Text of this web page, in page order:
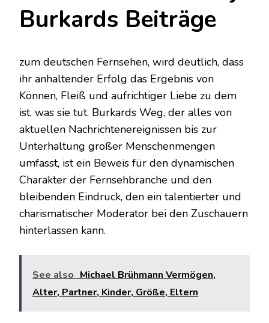
Burkards Beiträge
zum deutschen Fernsehen, wird deutlich, dass
ihr anhaltender Erfolg das Ergebnis von
Können, Fleiß und aufrichtiger Liebe zu dem
ist, was sie tut. Burkards Weg, der alles von
aktuellen Nachrichtenereignissen bis zur
Unterhaltung großer Menschenmengen
umfasst, ist ein Beweis für den dynamischen
Charakter der Fernsehbranche und den
bleibenden Eindruck, den ein talentierter und
charismatischer Moderator bei den Zuschauern
hinterlassen kann.
See also Michael Brühmann Vermögen,
Alter, Partner, Kinder, Größe, Eltern